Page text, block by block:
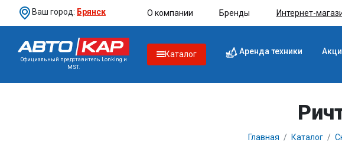
Ваш город: Брянск О компании Бренды Интернет-
Официальный представитель Lonking и
MST.
Каталог Аренда техники
Главная Каталог